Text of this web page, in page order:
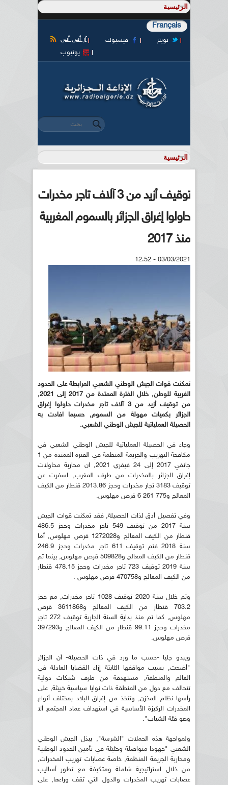
Français
آر أس أس فيسبوك
تويتر
يوتيوب
استمارة البحث
‏بحث ‏
توقيف أزيد من 3 آلاف تاجر مخدرات
حاولوا إغراق الجزائر بالسموم المغربية
منذ 2017
03/03/2021 - 12:52
تمكنت قوات الجيش الوطني الشعبي المرابطة على الحدود
الغربية للوطن, خلال الفترة الممتدة من 2017 إلى 2021,
من توقيف أزيد من 3 آلاف تاجر مخدرات حاولوا إغراق
الجزائر بكميات مهولة من السموم, حسبما افادت به
الحصيلة العملياتية للجيش الوطني الشعبي.
وجاء في الحصيلة العملياتية للجيش الوطني الشعبي في
مكافحة التهريب والجريمة المنظمة في الفترة الممتدة من 1
جانفي 2017 إلى 24 فيفري 2021, ان محاربة محاولات
إغراق الجزائر بالمخدرات من طرف المغرب, اسفرت عن
توقيف 3183 تجار مخدرات وحجز 2013.86 قنطار من الكيف
المعالج و775 261 6 قرص مهلوس.
وفي تفصيل أدق لذات الحصيلة, فقد تمكنت قوات الجيش
سنة 2017 من توقيف 549 تاجر مخدرات وحجز 486.5
قنطار من الكيف المعالج و1272028 قرص مهلوس, أما
سنة 2018 فتم توقيف 611 تاجر مخدرات وحجز 246.9
قنطار من الكيف المعالج و509828 قرص مهلوس, بينما تم
سنة 2019 توقيف 723 تاجر مخدرات وحجز 478.15 قنطار
من الكيف المعالج و470758 قرص مهلوس .
وتم خلال سنة 2020 توقيف 1028 تاجر مخدرات, مع حجز
703.2 قنطار من الكيف المعالج و3611868 قرص
مهلوس, كما تم منذ بداية السنة الجارية توقيف 272 تاجر
مخدرات وحجز 99.11 قنطار من الكيف المعالج و397293
قرص مهلوس.
ويبدو جليا -حسب ما ورد في ذات الحصيلة- أن الجزائر
"أضحت, بسبب مواقفها الثابتة إزاء القضايا العادلة في
العالم والمنطقة, مستهدفة من طرف شبكات دولية
تتحالف مع دول من المنطقة ذات نوايا سياسية خبيثة, على
رأسها نظام المخزن, وتتخذ من إغراق البلاد بمختلف أنواع
المخدرات الركيزة الأساسية في استهداف عماد المجتمع ألا
وهو فئة الشباب".
ولمواجهة هذه الحملات "الشرسة", يبذل الجيش الوطني
الشعبي "جهودا متواصلة وحثيثة في تأمين الحدود الوطنية
ومحاربة الجريمة المنظمة, خاصة عصابات تهريب المخدرات,
من خلال استراتيجية شاملة ومتكيفة مع تطور أساليب
عصابات تهريب المخدرات والدول التي تقف وراءها, على